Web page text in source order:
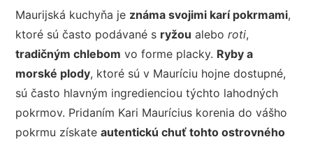
Maurijská kuchyňa je známa svojimi karí pokrmami,
ktoré sú často podávané s ryžou aleboroti,
tradičným chlebom vo forme placky. Ryby a
morské plody, ktoré sú v Mauríciu hojne dostupné,
sú často hlavným ingredienciou týchto lahodných
pokrmov. Pridaním Kari Maurícius korenia do vášho
pokrmu získateautentickú chuť tohto ostrovného